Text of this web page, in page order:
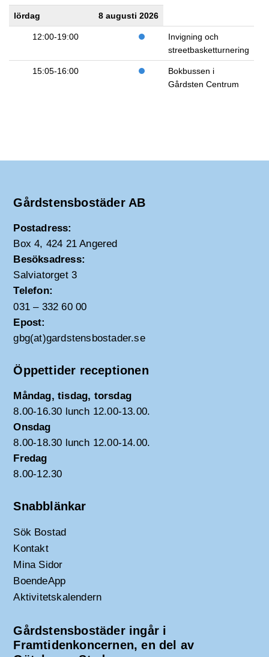
lördag 8 augusti 2026
12:00-19:00
Invigning och
streetbasketturnering
15:05-16:00
Bokbussen i
Gårdsten Centrum
Gårdstensbostäder AB
Postadress:
Box 4, 424 21 Angered
Besöksadress:
Salviatorget 3
Telefon:
031 – 332 60 00
Epost:
gbg(at)gardstensbostader.se
Öppettider receptionen
Måndag, tisdag, torsdag
8.00-16.30 lunch 12.00-13.00.
Onsdag
8.00-18.30 lunch 12.00-14.00.
Fredag
8.00-12.30
Snabblänkar
Sök Bostad
Kontakt
Mina Sidor
BoendeApp
Aktivitetskalendern
Gårdstensbostäder ingår i
Framtidenkoncernen, en del av